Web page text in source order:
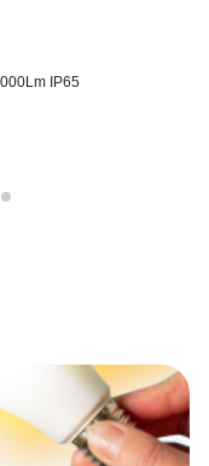
IP65